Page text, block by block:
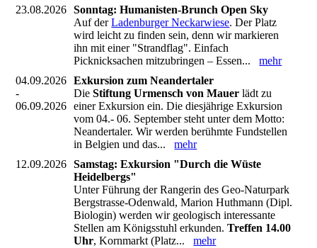
23.08.2026
Sonntag: Humanisten-Brunch Open Sky
Auf derLadenburger Neckarwiese. Der Platz
wird leicht zu finden sein, denn wir markieren
ihn mit einer "Strandflag". Einfach
Picknicksachen mitzubringen – Essen...mehr
04.09.2026
-
06.09.2026
Exkursion zum Neandertaler
DieStiftung Urmensch von Mauer lädt zu
einer Exkursion ein. Die diesjährige Exkursion
vom 04.- 06. September steht unter dem Motto:
Neandertaler. Wir werden berühmte Fundstellen
in Belgien und das...mehr
12.09.2026
Samstag: Exkursion "Durch die Wüste
Heidelbergs"
Unter Führung der Rangerin des Geo-Naturpark
Bergstrasse-Odenwald, Marion Huthmann (Dipl.
Biologin) werden wir geologisch interessante
Stellen am Königsstuhl erkunden.Treffen 14.00
Uhr, Kornmarkt (Platz...mehr